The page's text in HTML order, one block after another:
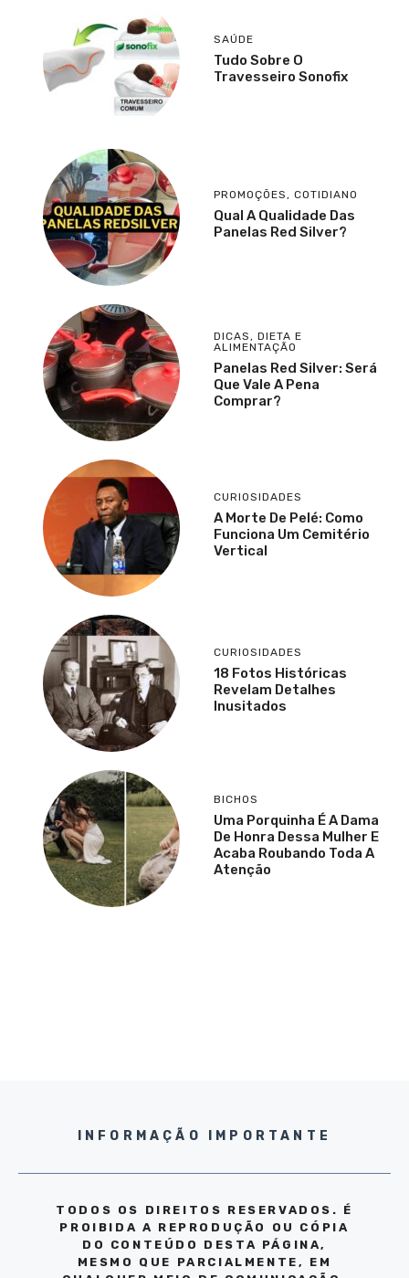
SAÚDE
Tudo Sobre O
Travesseiro Sonofix
PROMOÇÕES, COTIDIANO
Qual A Qualidade Das
Panelas Red Silver?
DICAS, DIETA E
ALIMENTAÇÃO
Panelas Red Silver: Será
Que Vale A Pena
Comprar?
CURIOSIDADES
A Morte De Pelé: Como
Funciona Um Cemitério
Vertical
CURIOSIDADES
18 Fotos Históricas
Revelam Detalhes
Inusitados
BICHOS
Uma Porquinha É A Dama
De Honra Dessa Mulher E
Acaba Roubando Toda A
Atenção
INFORMAÇÃO IMPORTANTE
TODOS OS DIREITOS RESERVADOS. É
PROIBIDA A REPRODUÇÃO OU CÓPIA
DO CONTEÚDO DESTA PÁGINA,
MESMO QUE PARCIALMENTE, EM